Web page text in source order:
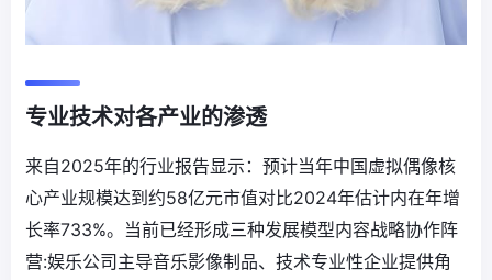
专业技术对各产业的渗透
来自2025年的行业报告显示：预计当年中国虚拟偶像核
心产业规模达到约58亿元市值对比2024年估计内在年增
长率733%。当前已经形成三种发展模型内容战略协作阵
营:娱乐公司主导音乐影像制品、技术专业性企业提供角